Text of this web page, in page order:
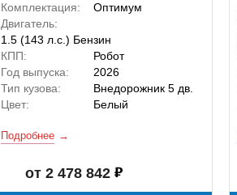
Комплектация:
Оптимум
Двигатель:
1.5 (143 л.с.) Бензин
КПП:
Робот
Год выпуска:
2026
Тип кузова:
Внедорожник 5 дв.
Цвет:
Белый
Подробнее
от 2 478 842